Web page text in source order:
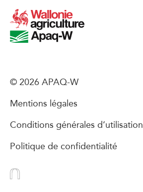
© 2026 APAQ-W
Mentions légales
Conditions générales d’utilisation
Politique de confidentialité